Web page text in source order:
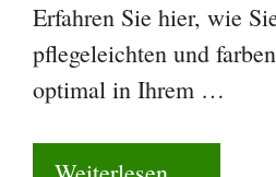
Erfahren Sie hier, wie
pflegeleichten und
optimal in Ihrem …